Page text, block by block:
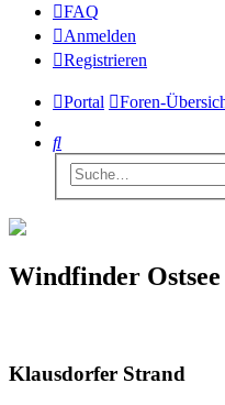
FAQ
Anmelden
Registrieren
Portal Foren-
Suche
Windfinder Ostsee
Klausdorfer Strand